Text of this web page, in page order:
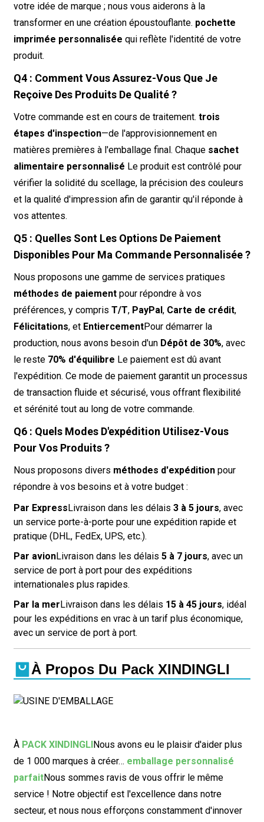
votre idée de marque ; nous vous aiderons à la
transformer en une création époustouflante. pochette
imprimée personnalisée qui reflète l'identité de votre
produit.
Q4 : Comment Vous Assurez-Vous Que Je
Reçoive Des Produits De Qualité ?
Votre commande est en cours de traitement. trois
étapes d'inspection—de l'approvisionnement en
matières premières à l'emballage final. Chaque sachet
alimentaire personnalisé Le produit est contrôlé pour
vérifier la solidité du scellage, la précision des couleurs
et la qualité d'impression afin de garantir qu'il réponde à
vos attentes.
Q5 : Quelles Sont Les Options De Paiement
Disponibles Pour Ma Commande Personnalisée ?
Nous proposons une gamme de services pratiques
méthodes de paiementpour répondre à vos
préférences, y compris T/T, PayPal , Carte de crédit,
Félicitations, et EntiercementPour démarrer la
production, nous avons besoin d'un Dépôt de 30%, avec
le reste 70% d'équilibre Le paiement est dû avant
l'expédition. Ce mode de paiement garantit un processus
de transaction fluide et sécurisé, vous offrant flexibilité
et sérénité tout au long de votre commande.
Q6 : Quels Modes D'expédition Utilisez-Vous
Pour Vos Produits ?
Nous proposons divers méthodes d'expéditionpour
répondre à vos besoins et à votre budget :
Par Express Livraison dans les délais 3 à 5 jours, avec
un service porte-à-porte pour une expédition rapide et
pratique (DHL, FedEx, UPS, etc.).
Par avionLivraison dans les délais 5 à 7 jours, avec un
service de port à port pour des expéditions
internationales plus rapides.
Par la mer Livraison dans les délais 15 à 45 jours, idéal
pour les expéditions en vrac à un tarif plus économique,
avec un service de port à port.
À Propos Du Pack XINDINGLI
À PACK XINDINGLINous avons eu le plaisir d'aider plus
de 1 000 marques à créer… emballage personnalisé
parfaitNous sommes ravis de vous offrir le même
service ! Notre objectif est l'excellence dans notre
secteur, et nous nous efforçons constamment d'innover